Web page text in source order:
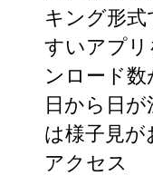
キング形
すいアプ
ンロード
日から日
は様子見
アクセス